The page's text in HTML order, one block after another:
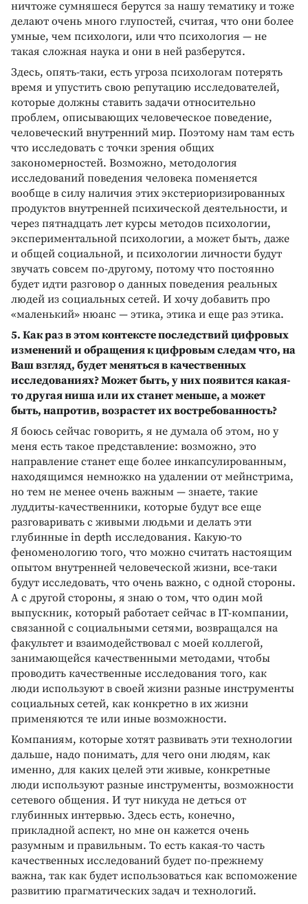
ничтоже сумняшеся берутся за нашу тематику и тоже
делают очень много глупостей, считая, что они более
умные, чем психологи, или что психология — не
такая сложная наука и они в ней разберутся.
Здесь, опять-таки, есть угроза психологам потерять
время и упустить свою репутацию исследователей,
которые должны ставить задачи относительно
проблем, описывающих человеческое поведение,
человеческий внутренний мир. Поэтому нам там есть
что исследовать с точки зрения общих
закономерностей. Возможно, методология
исследований поведения человека поменяется
вообще в силу наличия этих экстериоризированных
продуктов внутренней психической деятельности, и
через пятнадцать лет курсы методов психологии,
экспериментальной психологии, а может быть, даже
и общей социальной, и психологии личности будут
звучать совсем по-другому, потому что постоянно
будет идти разговор о данных поведения реальных
людей из социальных сетей. И хочу добавить про
«маленький» нюанс — этика, этика и еще раз этика.
5. Как раз в этом контексте последствий цифровых
изменений и обращения к цифровым следам что, на
Ваш взгляд, будет меняться в качественных
исследованиях? Может быть, у них появится какая-
то другая ниша или их станет меньше, а может
быть, напротив, возрастет их востребованность?
Я боюсь сейчас говорить, я не думала об этом, но у
меня есть такое представление: возможно, это
направление станет еще более инкапсулированным,
находящимся немножко на удалении от мейнстрима,
но тем не менее очень важным — знаете, такие
луддиты-качественники, которые будут все еще
разговаривать с живыми людьми и делать эти
глубинные in depth исследования. Какую-то
феноменологию того, что можно считать настоящим
опытом внутренней человеческой жизни, все-таки
будут исследовать, что очень важно, с одной стороны.
А с другой стороны, я знаю о том, что один мой
выпускник, который работает сейчас в IT-компании,
связанной с социальными сетями, возвращался на
факультет и взаимодействовал с моей коллегой,
занимающейся качественными методами, чтобы
проводить качественные исследования того, как
люди используют в своей жизни разные инструменты
социальных сетей, как конкретно в их жизни
применяются те или иные возможности.
Компаниям, которые хотят развивать эти технологии
дальше, надо понимать, для чего они людям, как
именно, для каких целей эти живые, конкретные
люди используют разные инструменты, возможности
сетевого общения. И тут никуда не деться от
глубинных интервью. Здесь есть, конечно,
прикладной аспект, но мне он кажется очень
разумным и правильным. То есть какая-то часть
качественных исследований будет по-прежнему
важна, так как будет использоваться как вспоможение
развитию прагматических задач и технологий.